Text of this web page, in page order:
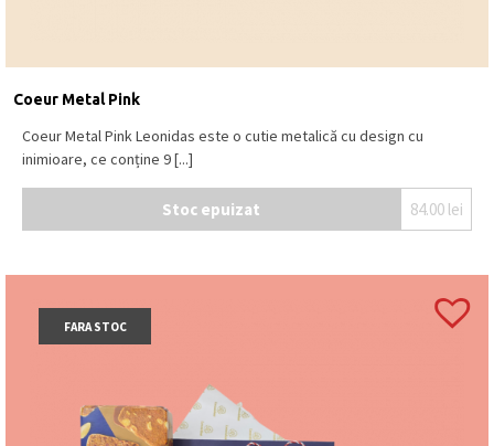
Coeur Metal Pink
Coeur Metal Pink Leonidas este o cutie metalică cu design cu
inimioare, ce conține 9 [...]
Stoc epuizat 84.00 lei
FARA STOC